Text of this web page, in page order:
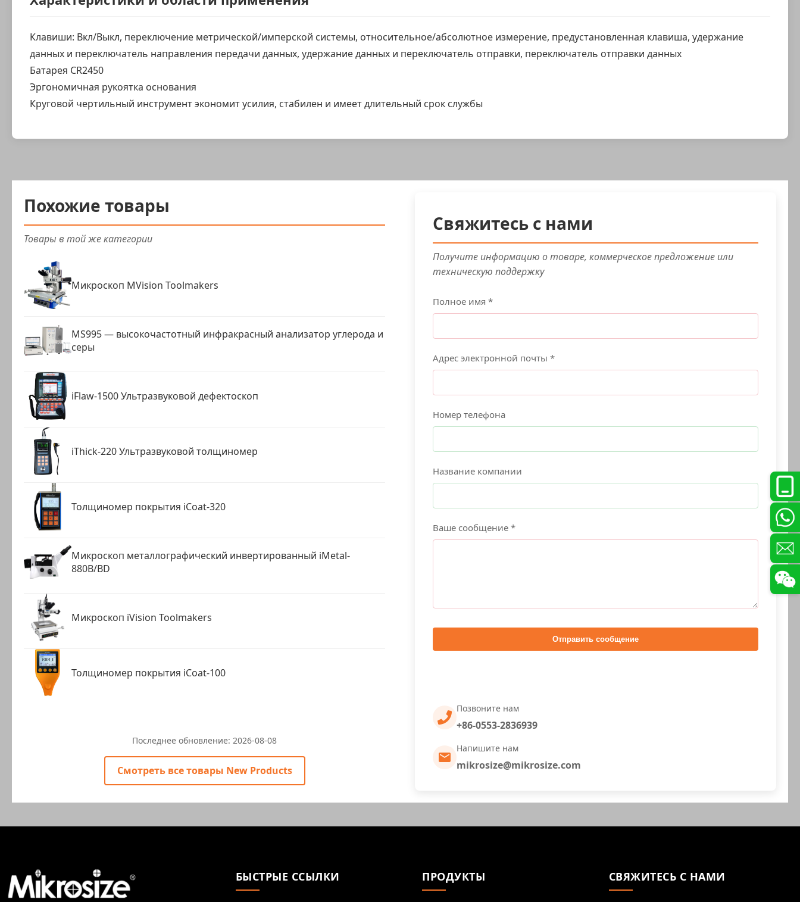
Клавиши: Вкл/Выкл, переключение метрической/имперской системы, относительное/абсолютное измерение, предустановленная клавиша, удержание
данных и переключатель направления передачи данных, удержание данных и переключатель отправки, переключатель отправки данных
Батарея CR2450
Эргономичная рукоятка основания
Круговой чертильный инструмент экономит усилия, стабилен и имеет длительный срок службы
Похожие товары
Товары в той же категории
Микроскоп MVision Toolmakers
MS995 — высокочастотный инфракрасный анализатор углерода и
серы
iFlaw-1500 Ультразвуковой дефектоскоп
iThick-220 Ультразвуковой толщиномер
Толщиномер покрытия iCoat-320
Микроскоп металлографический инвертированный iMetal-
880B/BD
Микроскоп iVision Toolmakers
Толщиномер покрытия iCoat-100
Последнее обновление: 2026-08-08
Смотреть все товары New Products
Свяжитесь с нами
Получите информацию о товаре, коммерческое предложение или
техническую поддержку
Полное имя *
Адрес электронной почты *
Номер телефона
Название компании
Ваше сообщение *
Отправить сообщение
Позвоните нам
+86-0553-2836939
Напишите нам
mikrosize@mikrosize.com
БЫСТРЫЕ ССЫЛКИ ПРОДУКТЫ СВЯЖИТЕСЬ С НАМИ